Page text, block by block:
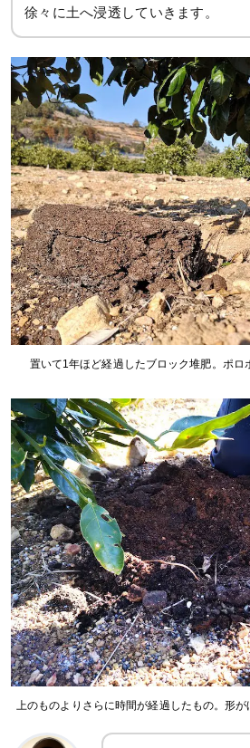
徐々に土へ浸透していきます。
置いて1年ほど経過したブロック堆肥。ポロ
上のものよりさらに時間が経過したもの。形が